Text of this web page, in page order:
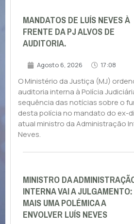
MANDATOS DE LUÍS NEVES À
FRENTE DA PJ ALVOS DE
AUDITORIA.
Agosto 6, 2026 17:08
O Ministério da Justiça (MJ)
auditoria interna à Polícia
sequência das notícias sobre o
desta polícia no mandato do ex-
atual ministro da Administração
Neves.
MINISTRO DA
INTERNA VAI A JULGAMENTO:
MAIS UMA POLÉMICA A
ENVOLVER LUÍS NEVES